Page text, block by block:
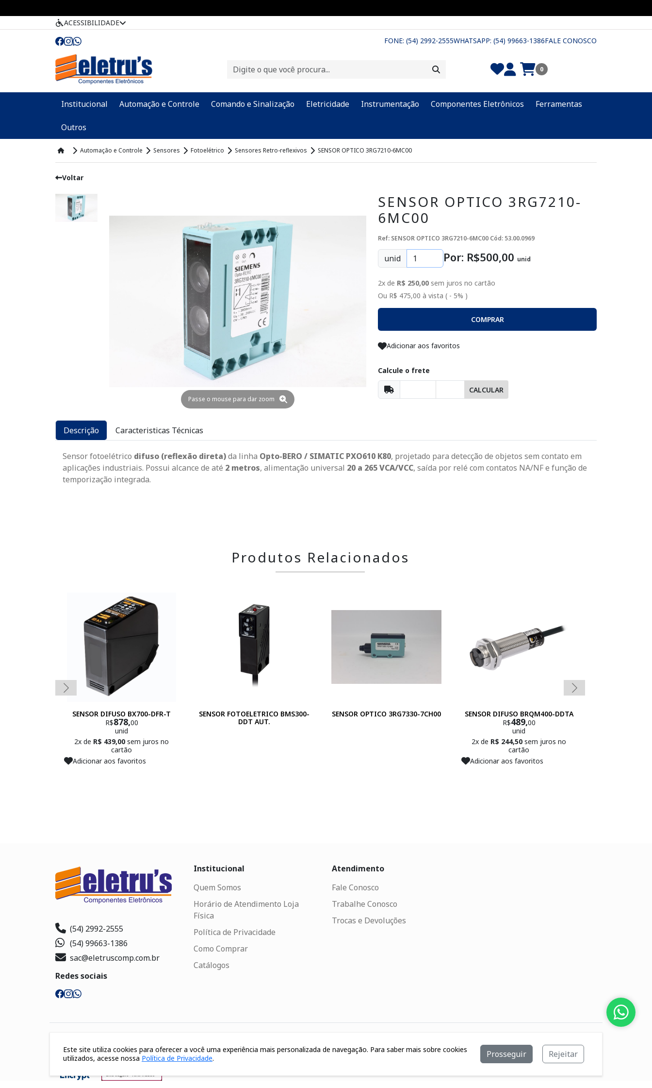
ACESSIBILIDADE
FONE: (54) 2992-2555WHATSAPP: (54) 99663-1386FALE CONOSCO
0
Institucional Automação e Controle Comando e Sinalização Eletricidade Instrumentação Componentes Eletrônicos Ferramentas
Outros
Automação e Controle Sensores Fotoelétrico Sensores Retro-reflexivos SENSOR OPTICO 3RG7210-6MC00
Voltar
Passe o mouse para dar zoom
SENSOR OPTICO 3RG7210-
6MC00
Ref: SENSOR OPTICO 3RG7210-6MC00 Cód: 53.00.0969
unid Por: R$500,00 unid
2x de R$ 250,00 sem juros no cartão
Ou R$ 475,00 à vista ( - 5% )
COMPRAR
Adicionar aos favoritos
Calcule o frete
CALCULAR
Descrição Caracteristicas Técnicas
Sensor fotoelétrico difuso (reflexão direta)da linha Opto-BERO / SIMATIC PXO610 K80, projetado para detecção de objetos sem contato em
aplicações industriais. Possui alcance de até 2 metros, alimentação universal 20 a 265 VCA/VCC, saída por relé com contatos NA/NF e função de
temporização integrada.
Produtos Relacionados
SENSOR DIFUSO BX700-DFR-T
R$878,00
unid
2x de R$ 439,00 sem juros no
cartão
Adicionar aos favoritos
SENSOR FOTOELETRICO BMS300-
DDT AUT.
SENSOR OPTICO 3RG7330-7CH00
SENSOR DIFUSO BRQM400-DDTA
R$489,00
unid
2x de R$ 244,50 sem juros no
cartão
Adicionar aos favoritos
(54) 2992-2555
(54) 99663-1386
sac@eletruscomp.com.br
Redes sociais
Institucional
Quem Somos
Horário de Atendimento Loja
Física
Política de Privacidade
Como Comprar
Catálogos
Atendimento
Fale Conosco
Trabalhe Conosco
Trocas e Devoluções
Segurança
Este site utiliza cookies para oferecer a você uma experiência mais personalizada de navegação. Para saber mais sobre cookies
utilizados, acesse nossa Política de Privacidade. Prosseguir Rejeitar